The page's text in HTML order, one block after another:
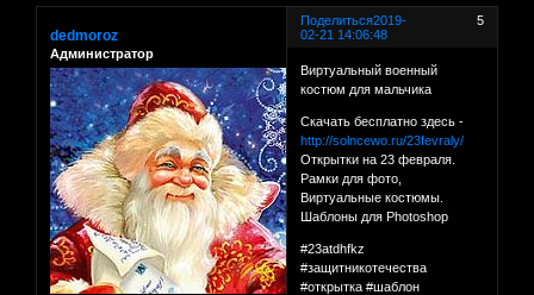
Поделиться 5
2019-
02-21 14:06:48
dedmoroz
Администратор
Виртуальный военный
костюм для мальчика
Скачать бесплатно здесь -
http://solncewo.ru/23fevraly/
Открытки на 23 февраля.
Рамки для фото,
Виртуальные костюмы.
Шаблоны для Photoshop
#23atdhfkz
#защитникотечества
#открытка #шаблон